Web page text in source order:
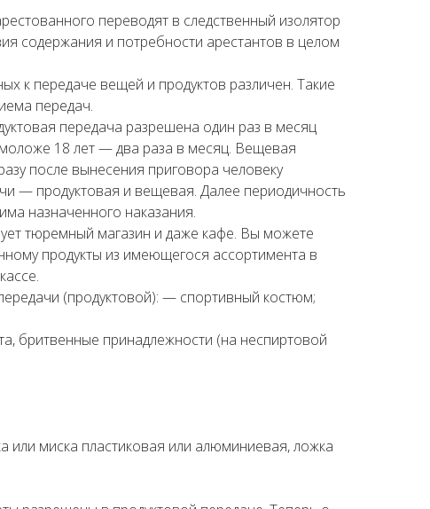
переводят в следственный изолятор
содержания и потребности арестантов в целом
к передаче вещей и продуктов различен. Такие
передач.
передача разрешена один раз в месяц
18 лет — два раза в месяц. Вещевая
после вынесения приговора человеку
— продуктовая и вещевая. Далее периодичность
назначенного наказания.
тюремный магазин и даже кафе. Вы можете
продукты из имеющегося ассортимента в
(продуктовой): — спортивный костюм;
бритвенные принадлежности (на неспиртовой
или миска пластиковая или алюминиевая, ложка